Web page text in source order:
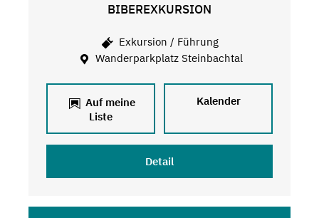
BIBEREXKURSION
Exkursion / Führung
Wanderparkplatz Steinbachtal
Auf meine
Liste
Kalender
Detail